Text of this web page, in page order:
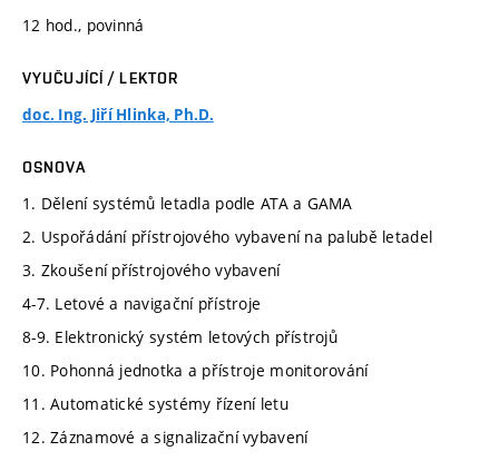
12 hod., povinná
VYUČUJÍCÍ / LEKTOR
doc. Ing. Jiří Hlinka, Ph.D.
OSNOVA
1. Dělení systémů letadla podle ATA a GAMA
2. Uspořádání přístrojového vybavení na palubě letadel
3. Zkoušení přístrojového vybavení
4-7. Letové a navigační přístroje
8-9. Elektronický systém letových přístrojů
10. Pohonná jednotka a přístroje monitorování
11. Automatické systémy řízení letu
12. Záznamové a signalizační vybavení